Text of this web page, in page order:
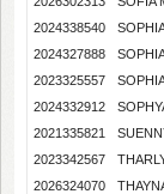
2024338540
2024327888
2023325557
2024332912
2021335821
2023342567
2026324070